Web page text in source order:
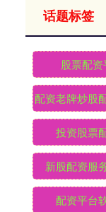
话题标签
股票配资
配资老牌炒股
投资股票
新股配资服
配资平台